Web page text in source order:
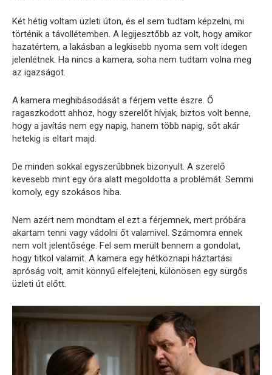
Két hétig voltam üzleti úton, és el sem tudtam képzelni, mi
történik a távollétemben. A legijesztőbb az volt, hogy amikor
hazatértem, a lakásban a legkisebb nyoma sem volt idegen
jelenlétnek. Ha nincs a kamera, soha nem tudtam volna meg
az igazságot.
A kamera meghibásodását a férjem vette észre. Ő
ragaszkodott ahhoz, hogy szerelőt hívjak, biztos volt benne,
hogy a javítás nem egy napig, hanem több napig, sőt akár
hetekig is eltart majd.
De minden sokkal egyszerűbbnek bizonyult. A szerelő
kevesebb mint egy óra alatt megoldotta a problémát. Semmi
komoly, egy szokásos hiba.
Nem azért nem mondtam el ezt a férjemnek, mert próbára
akartam tenni vagy vádolni őt valamivel. Számomra ennek
nem volt jelentősége. Fel sem merült bennem a gondolat,
hogy titkol valamit. A kamera egy hétköznapi háztartási
apróság volt, amit könnyű elfelejteni, különösen egy sürgős
üzleti út előtt.